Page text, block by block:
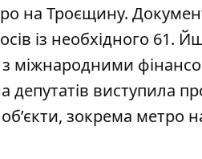
на Троєщину.
із необхідного 61.
з міжнародними
виступила
зокрема метро